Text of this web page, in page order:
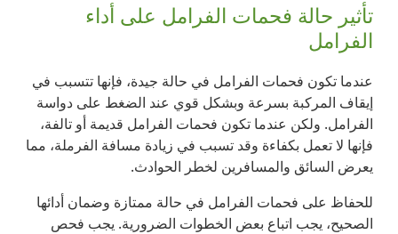
تأثير حالة فحمات الفرامل على أداء
الفرامل
عندما تكون فحمات الفرامل في حالة جيدة، فإنها تتسبب في
إيقاف المركبة بسرعة وبشكل قوي عند الضغط على دواسة
الفرامل. ولكن عندما تكون فحمات الفرامل قديمة أو تالفة،
فإنها لا تعمل بكفاءة وقد تسبب في زيادة مسافة الفرملة، مما
يعرض السائق والمسافرين لخطر الحوادث.
للحفاظ على فحمات الفرامل في حالة ممتازة وضمان أدائها
الصحيح، يجب اتباع بعض الخطوات الضرورية. يجب فحص